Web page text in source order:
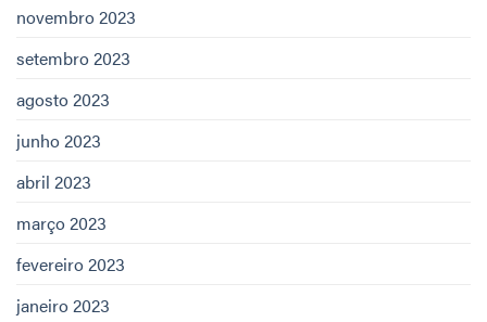
novembro 2023
setembro 2023
agosto 2023
junho 2023
abril 2023
março 2023
fevereiro 2023
janeiro 2023